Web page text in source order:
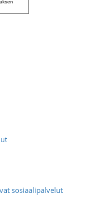
sosiaalipalvelut